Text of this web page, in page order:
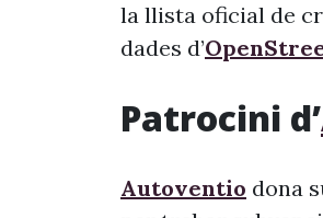
la llista oficial de
dades d’
Patrocini d’
Autoventio dona